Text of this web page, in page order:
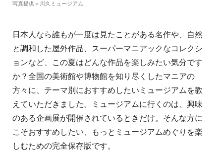
写真提供＝川久ミュージアム
日本人なら誰もが一度は見たことがある名作や、自然
と調和した屋外作品、
スーパーマニアックなコレクシ
ョンなど、この夏はどんな作品を楽しみたい気分です
か？ 全国の美術館や博物館を知り尽くしたマニアの
方々に、 テーマ別におすすめしたいミュージアムを教
えていただきました。
ミュージアムに行くのは、興味
のある企画展が開催されているときだけ。 そんな方に
こそおすすめしたい、もっとミュージアムめぐりを楽
しむための完全保存版です。